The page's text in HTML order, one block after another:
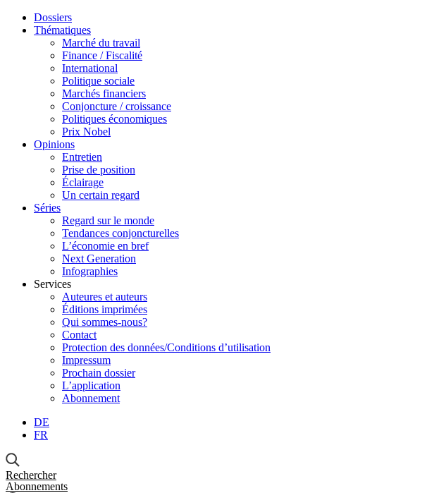
Dossiers
Thématiques
Marché du travail
Finance / Fiscalité
International
Politique sociale
Marchés financiers
Conjoncture / croissance
Politiques économiques
Prix Nobel
Opinions
Entretien
Prise de position
Éclairage
Un certain regard
Séries
Regard sur le monde
Tendances conjoncturelles
L’économie en bref
Next Generation
Infographies
Services
Auteures et auteurs
Éditions imprimées
Qui sommes-nous?
Contact
Protection des données/Conditions d’utilisation
Impressum
Prochain dossier
L’application
Abonnement
DE
FR
Rechercher
Abonnements